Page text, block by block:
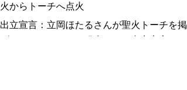
火からトーチへ点火
出立宣言：立岡ほたるさんが聖火トーチを掲